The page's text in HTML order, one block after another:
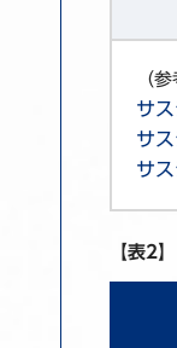
（
サ
サ
サ
【表2】